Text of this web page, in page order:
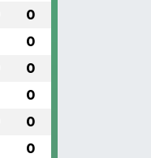
0
0
0
0
0
0